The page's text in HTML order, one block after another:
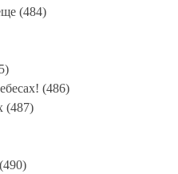
(484)
(486)
(487)